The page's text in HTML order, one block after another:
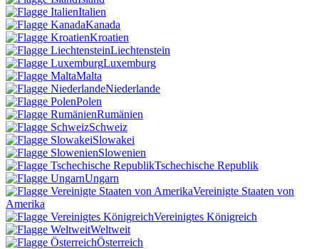
Italien
Kanada
Kroatien
Liechtenstein
Luxemburg
Malta
Niederlande
Polen
Rumänien
Schweiz
Slowakei
Slowenien
Tschechische Republik
Ungarn
Vereinigte Staaten von
Amerika
Vereinigtes Königreich
Weltweit
Österreich